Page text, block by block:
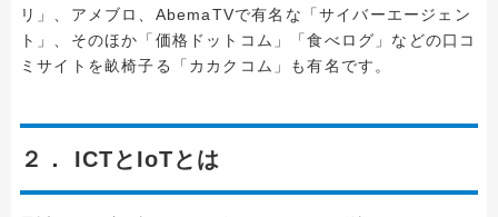
リ」、アメブロ、AbemaTVで有名な「サイバーエージェン
ト」、そのほか「価格ドットコム」「食べログ」などの口コ
ミサイトを畝椅子る「カカクコム」も有名です。
２． ICTとIoTとは